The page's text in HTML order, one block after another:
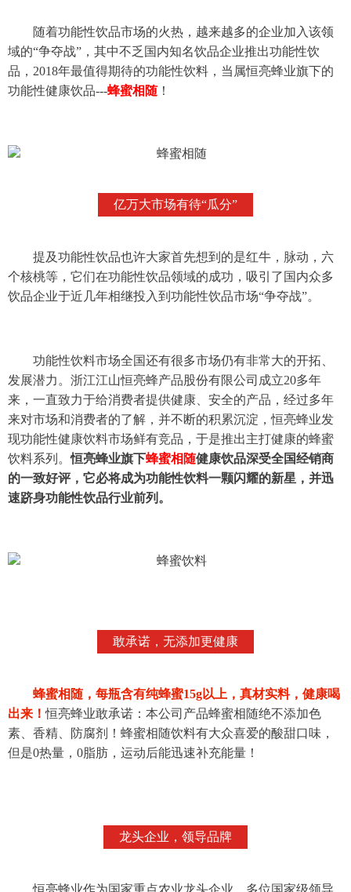
随着功能性饮品市场的火热，越来越多的企业加入该领
域的“争夺战”，其中不乏国内知名饮品企业推出功能性饮
品，2018年最值得期待的功能性饮料，当属恒亮蜂业旗下的
功能性健康饮品---蜂蜜相随！
亿万大市场有待“瓜分”
提及功能性饮品也许大家首先想到的是红牛，脉动，六
个核桃等，它们在功能性饮品领域的成功，吸引了国内众多
饮品企业于近几年相继投入到功能性饮品市场“争夺战”。
功能性饮料市场全国还有很多市场仍有非常大的开拓、
发展潜力。浙江江山恒亮蜂产品股份有限公司成立20多年
来，一直致力于给消费者提供健康、安全的产品，经过多年
来对市场和消费者的了解，并不断的积累沉淀，恒亮蜂业发
现功能性健康饮料市场鲜有竞品，于是推出主打健康的蜂蜜
饮料系列。恒亮蜂业旗下蜂蜜相随健康饮品深受全国经销商
的一致好评，它必将成为功能性饮料一颗闪耀的新星，并迅
速跻身功能性饮品行业前列。
敢承诺，无添加更健康
蜂蜜相随，每瓶含有纯蜂蜜15g以上，真材实料，健康喝
出来！恒亮蜂业敢承诺：本公司产品蜂蜜相随绝不添加色
素、香精、防腐剂！蜂蜜相随饮料有大众喜爱的酸甜口味，
但是0热量，0脂肪，运动后能迅速补充能量！
龙头企业，领导品牌
恒亮蜂业作为国家重点农业龙头企业，多位国家级领导